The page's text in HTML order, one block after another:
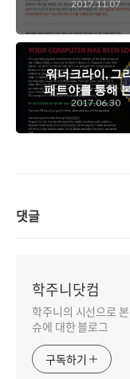
소 잃고 외양간
외양간마저 소
수 있는데..
2017.11.07
워너크라이, 그
패트야를 통해
섬웨어의 트랜
리고 못난 인간
2017.06.30
댓글
학주니닷컴
학주니의 시선으로
슈에 대한 블로그
구독하기